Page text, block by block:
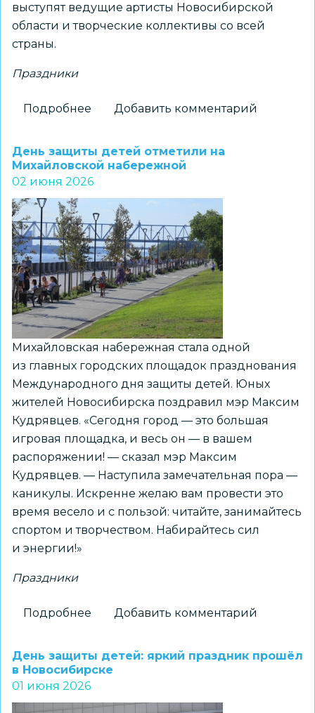
выступят ведущие артисты Новосибирской
области и творческие коллективы со всей
страны.
Праздники
Подробнее
Новосибирск
отметит
День
России:
форум
национальных
культур
на
набережной,
концерты,
экскурсии
и
фестивали
Добавить комментарий
День защиты детей отметили на
Михайловской набережной
02 июня 2026
Михайловская набережная стала одной
из главных городских площадок празднования
Международного дня защиты детей. Юных
жителей Новосибирска поздравил мэр Максим
Кудрявцев. «Сегодня город — это большая
игровая площадка, и весь он — в вашем
распоряжении! — сказал мэр Максим
Кудрявцев. — Наступила замечательная пора —
каникулы. Искренне желаю вам провести это
время весело и с пользой: читайте, занимайтесь
спортом и творчеством. Набирайтесь сил
и энергии!»
Праздники
Подробнее
защиты
детей
на
Добавить комментарий
День защиты детей: яркий праздник прошёл
в Новосибирске
01 июня 2026